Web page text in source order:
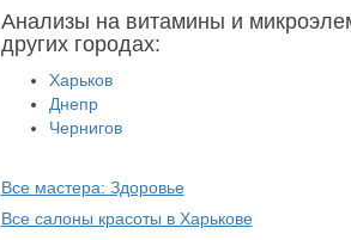
Анализы на витамины и
других городах:
Харьков
Днепр
Чернигов
Все мастера: Здоровье
Все салоны красоты в Харькове